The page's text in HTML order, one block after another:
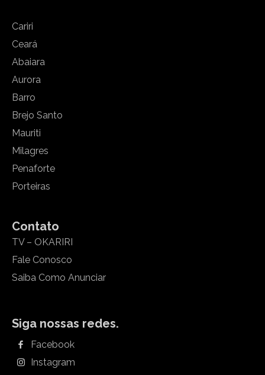
Cariri
Ceará
Abaiara
Aurora
Barro
Brejo Santo
Mauriti
Milagres
Penaforte
Porteiras
Contato
TV – OKARIRI
Fale Conosco
Saiba Como Anunciar
Siga nossas redes.
Facebook
Instagram